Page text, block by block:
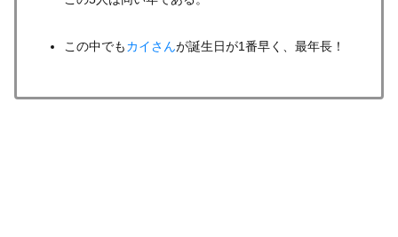
この中でもカイさんが誕生日が1番早く、最年長！